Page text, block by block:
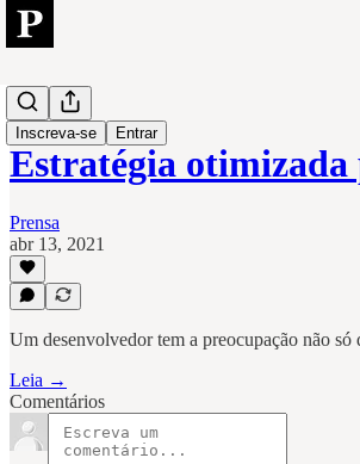
Inscreva-se Entrar
Tech
Estratégia
Prensa
abr 13, 2021
Um desenvolvedor tem a preocupação não só
Leia →
Comentários